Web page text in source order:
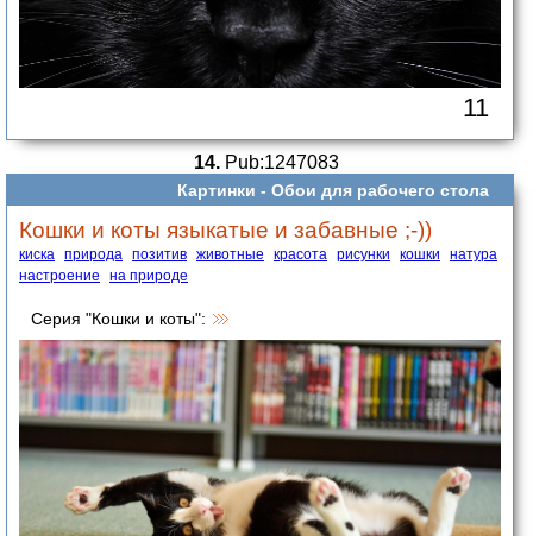
11
14. Pub:1247083
Картинки - Обои для рабочего стола
Кошки и коты языкатые и забавные ;-))
киска природа позитив животные красота рисунки кошки
натура
настроение
на природе
Серия "Кошки и коты":